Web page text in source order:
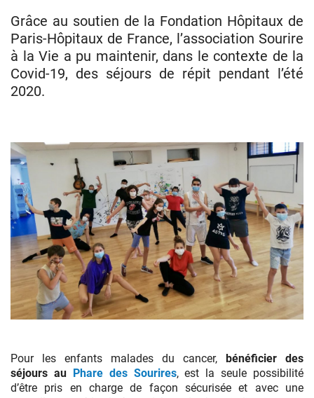
Grâce au soutien de la Fondation Hôpitaux de
Paris-Hôpitaux de France, l’association Sourire
à la Vie a pu maintenir, dans le contexte de la
Covid-19, des séjours de répit pendant l’été
2020.
la
vie
Pour les enfants malades du cancer, bénéficier des
séjours au Phare des Sourires, est la seule possibilité
d’être pris en charge de façon sécurisée et avec une